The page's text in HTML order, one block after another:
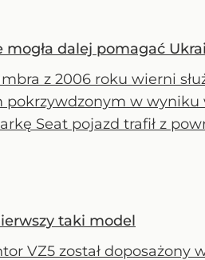
dalej pomagać
z 2006 roku wierni
pokrzywdzonym w
Seat pojazd trafił z
taki model
VZ5 został doposażony